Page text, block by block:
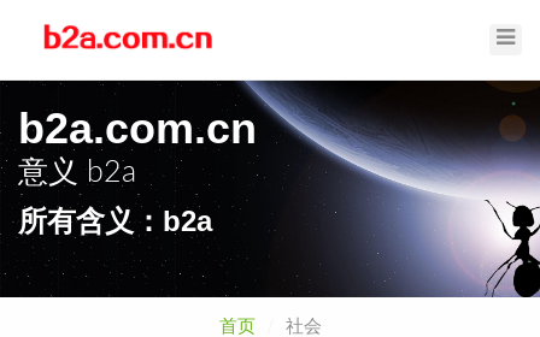
b2a.com.cn
意义b2a
所有含义：b2a
首页 社会